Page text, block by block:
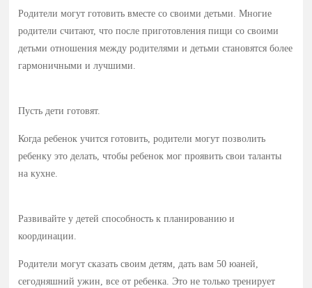
Родители могут готовить вместе со своими детьми. Многие
родители считают, что после приготовления пищи со своими
детьми отношения между родителями и детьми становятся более
гармоничными и лучшими.
Пусть дети готовят.
Когда ребенок учится готовить, родители могут позволить
ребенку это делать, чтобы ребенок мог проявить свои таланты
на кухне.
Развивайте у детей способность к планированию и
координации.
Родители могут сказать своим детям, дать вам 50 юаней,
сегодняшний ужин, все от ребенка. Это не только тренирует